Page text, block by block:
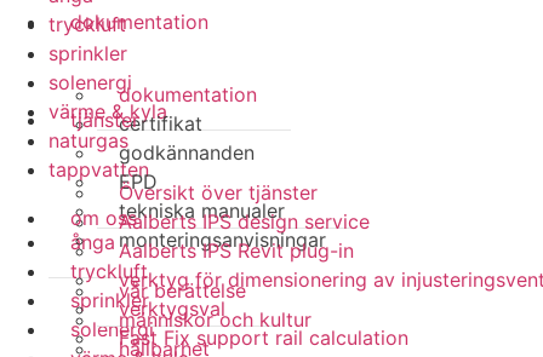
dokumentation
dokumentation
certifikat
godkännanden
EPD
tekniska manualer
monteringsanvisningar
tjänster
Översikt över tjänster
Aalberts IPS design service
Aalberts IPS Revit plug-in
verktyg för dimensionering av
verktygsval
Fast Fix support rail calculation
om oss
vår berättelse
människor och kultur
hållbarhet
tryckluft
sprinkler
solenergi
värme & kyla
naturgas
tappvatten
ånga
tryckluft
sprinkler
solenergi